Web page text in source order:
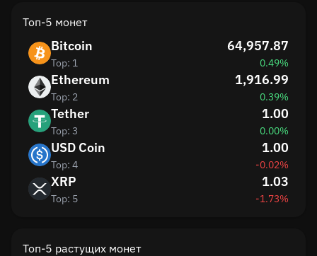
Топ-5 монет
Bitcoin
Top: 1
64,957.87
0.49%
Ethereum
Top: 2
1,916.99
0.39%
Tether
Top: 3
1.00
0.00%
USD Coin
Top: 4
1.00
-0.02%
XRP
Top: 5
1.03
-1.73%
Топ-5 растущих монет